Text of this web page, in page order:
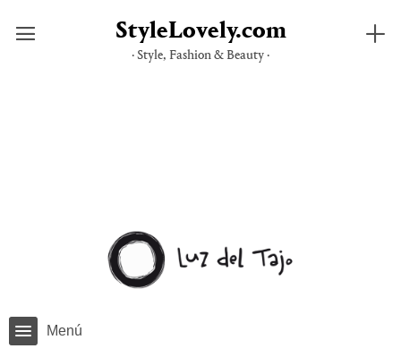
StyleLovely.com
· Style, Fashion & Beauty ·
Menú